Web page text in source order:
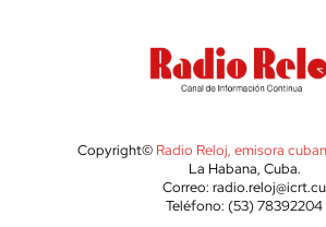
Copyright© Radio Reloj, emisora
La Habana, Cuba.
Correo: radio.reloj@icrt.cu
Teléfono: (53) 78392204